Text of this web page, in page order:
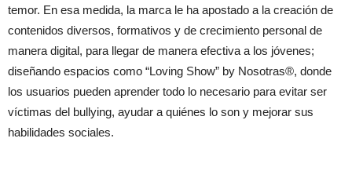
temor. En esa medida, la marca le ha apostado a la creación de
contenidos diversos, formativos y de crecimiento personal de
manera digital, para llegar de manera efectiva a los jóvenes;
diseñando espacios como “Loving Show” by Nosotras®, donde
los usuarios pueden aprender todo lo necesario para evitar ser
víctimas del bullying, ayudar a quiénes lo son y mejorar sus
habilidades sociales.